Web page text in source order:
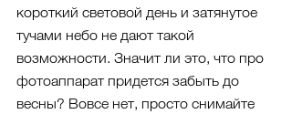
короткий световой день и затянутое
тучами небо не дают такой
возможности. Значит ли это, что про
фотоаппарат придется забыть до
весны? Вовсе нет, просто снимайте